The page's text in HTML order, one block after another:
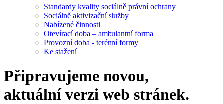
Standardy kvality sociálně právní ochrany
Sociálně aktivizační služby
Nabízené činnosti
Otevírací doba – ambulantní forma
Provozní doba - terénní formy
Ke stažení
Připravujeme novou,
aktuální verzi web stránek.